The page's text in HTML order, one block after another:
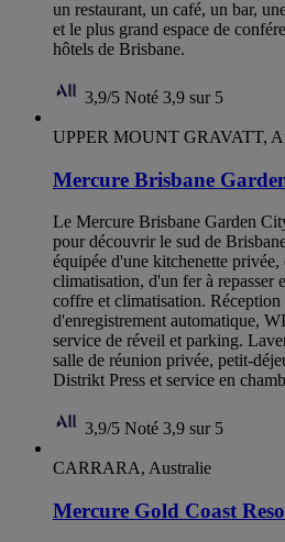
un restaurant, un café, un bar,
et le plus grand espace de
hôtels de Brisbane.
3,9/5 Noté 3,9 sur 5
UPPER MOUNT GRAVATT,
Mercure Brisbane
Le Mercure Brisbane Garden
pour découvrir le sud de
équipée d'une kitchenette
climatisation, d'un fer à
coffre et climatisation.
d'enregistrement automatique,
service de réveil et parking.
salle de réunion privée, petit-
Distrikt Press et service en
3,9/5 Noté 3,9 sur 5
CARRARA, Australie
Mercure Gold Coast